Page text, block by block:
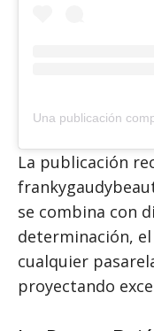
La publicación
se combina con
determinación,
cualquier
proyectando